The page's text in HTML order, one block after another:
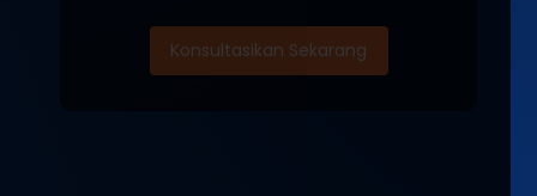
Konsultasikan Sekarang